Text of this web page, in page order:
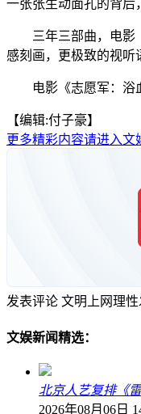
一张张生动面孔的背后
三年三部曲，电影《
感刻画，更极致的视听
电影《志愿军：浴血
【编辑:付子豪】
更多精彩内容请进入文
发表评论 文明上网理
文娱新闻精选：
北京人艺复排《
2026年08月06日